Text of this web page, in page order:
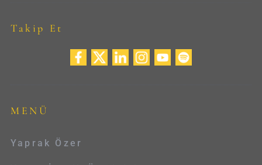
Takip Et
MENÜ
Yaprak Özer